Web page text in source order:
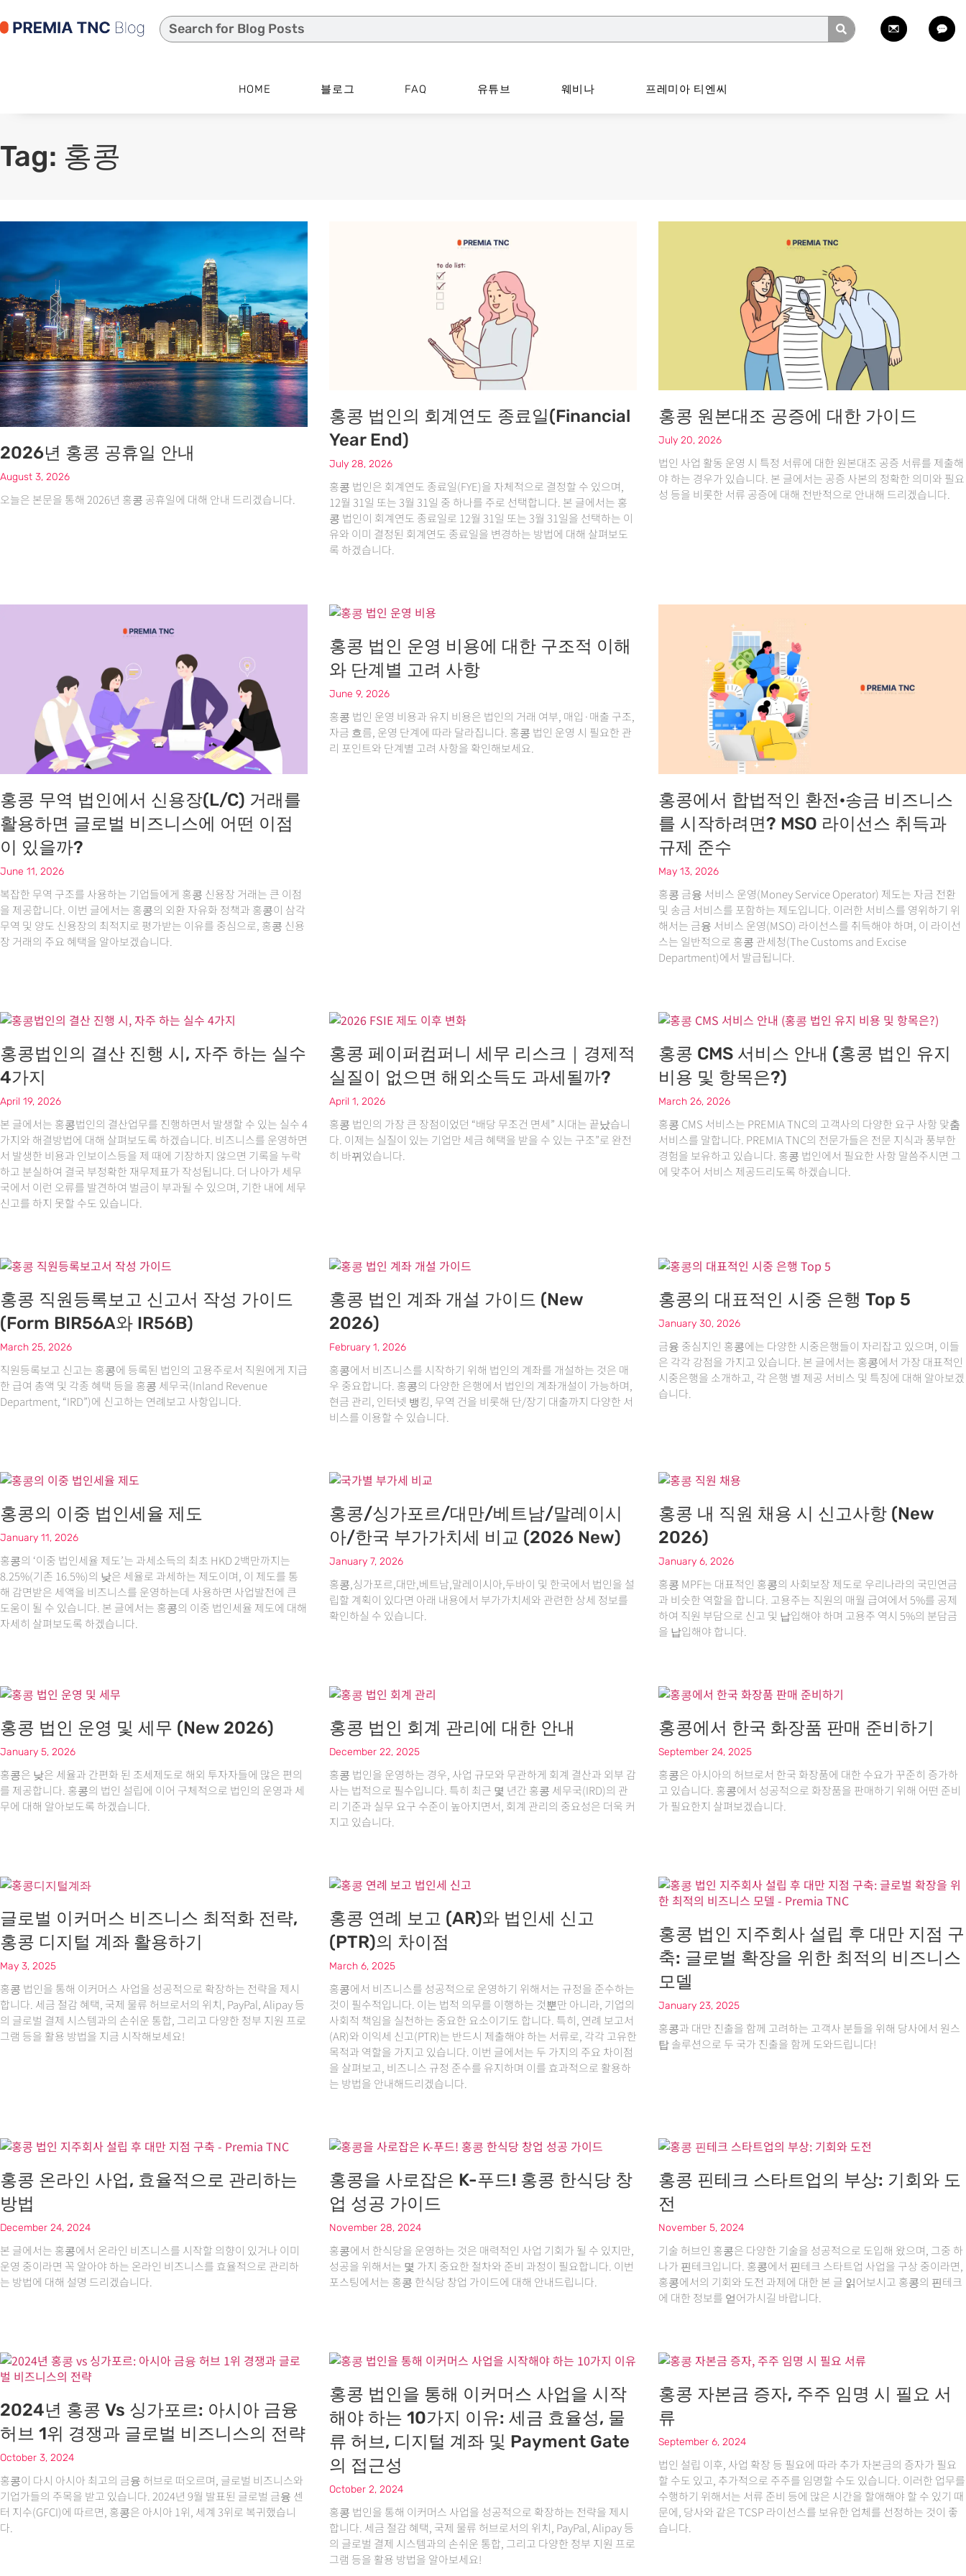
HOME 블로그 FAQ 유튜브 웨비나 프레미아 티엔씨
Tag: 홍콩
2026년 홍콩 공휴일 안내
August 3, 2026
오늘은 본문을 통해 2026년 홍콩 공휴일에 대해 안내 드리겠습니다.
홍콩 법인의 회계연도 종료일(Financial
Year End)
July 28, 2026
홍콩 법인은 회계연도 종료일(FYE)을 자체적으로 결정할 수 있으며,
12월 31일 또는 3월 31일 중 하나를 주로 선택합니다. 본 글에서는 홍
콩 법인이 회계연도 종료일로 12월 31일 또는 3월 31일을 선택하는 이
유와 이미 결정된 회계연도 종료일을 변경하는 방법에 대해 살펴보도
록 하겠습니다.
홍콩 원본대조 공증에 대한 가이드
July 20, 2026
법인 사업 활동 운영 시 특정 서류에 대한 원본대조 공증 서류를 제출해
야 하는 경우가 있습니다. 본 글에서는 공증 사본의 정확한 의미와 필요
성 등을 비롯한 서류 공증에 대해 전반적으로 안내해 드리겠습니다.
홍콩 무역 법인에서 신용장(L/C) 거래를
활용하면 글로벌 비즈니스에 어떤 이점
이 있을까?
June 11, 2026
복잡한 무역 구조를 사용하는 기업들에게 홍콩 신용장 거래는 큰 이점
을 제공합니다. 이번 글에서는 홍콩의 외환 자유화 정책과 홍콩이 삼각
무역 및 양도 신용장의 최적지로 평가받는 이유를 중심으로, 홍콩 신용
장 거래의 주요 혜택을 알아보겠습니다.
홍콩 법인 운영 비용에 대한 구조적 이해
와 단계별 고려 사항
June 9, 2026
홍콩 법인 운영 비용과 유지 비용은 법인의 거래 여부, 매입·매출 구조,
자금 흐름, 운영 단계에 따라 달라집니다. 홍콩 법인 운영 시 필요한 관
리 포인트와 단계별 고려 사항을 확인해보세요.
홍콩에서 합법적인 환전·송금 비즈니스
를 시작하려면? MSO 라이선스 취득과
규제 준수
May 13, 2026
홍콩 금융 서비스 운영(Money Service Operator) 제도는 자금 전환
및 송금 서비스를 포함하는 제도입니다. 이러한 서비스를 영위하기 위
해서는 금융 서비스 운영(MSO) 라이선스를 취득해야 하며, 이 라이선
스는 일반적으로 홍콩 관세청(The Customs and Excise
Department)에서 발급됩니다.
홍콩법인의 결산 진행 시, 자주 하는 실수
4가지
April 19, 2026
본 글에서는 홍콩법인의 결산업무를 진행하면서 발생할 수 있는 실수 4
가지와 해결방법에 대해 살펴보도록 하겠습니다. 비즈니스를 운영하면
서 발생한 비용과 인보이스등을 제 때에 기장하지 않으면 기록을 누락
하고 분실하여 결국 부정확한 재무제표가 작성됩니다. 더 나아가 세무
국에서 이런 오류를 발견하여 벌금이 부과될 수 있으며, 기한 내에 세무
신고를 하지 못할 수도 있습니다.
홍콩 페이퍼컴퍼니 세무 리스크｜경제적
실질이 없으면 해외소득도 과세될까?
April 1, 2026
홍콩 법인의 가장 큰 장점이었던 “배당 무조건 면세” 시대는 끝났습니
다. 이제는 실질이 있는 기업만 세금 혜택을 받을 수 있는 구조”로 완전
히 바뀌었습니다.
홍콩 CMS 서비스 안내 (홍콩 법인 유지
비용 및 항목은?)
March 26, 2026
홍콩 CMS 서비스는 PREMIA TNC의 고객사의 다양한 요구 사항 맞춤
서비스를 말합니다. PREMIA TNC의 전문가들은 전문 지식과 풍부한
경험을 보유하고 있습니다. 홍콩 법인에서 필요한 사항 말씀주시면 그
에 맞추어 서비스 제공드리도록 하겠습니다.
홍콩 직원등록보고 신고서 작성 가이드
(Form BIR56A와 IR56B)
March 25, 2026
직원등록보고 신고는 홍콩에 등록된 법인의 고용주로서 직원에게 지급
한 급여 총액 및 각종 혜택 등을 홍콩 세무국(Inland Revenue
Department, “IRD”)에 신고하는 연례보고 사항입니다.
홍콩 법인 계좌 개설 가이드 (New
2026)
February 1, 2026
홍콩에서 비즈니스를 시작하기 위해 법인의 계좌를 개설하는 것은 매
우 중요합니다. 홍콩의 다양한 은행에서 법인의 계좌개설이 가능하며,
현금 관리, 인터넷 뱅킹, 무역 건을 비롯해 단/장기 대출까지 다양한 서
비스를 이용할 수 있습니다.
홍콩의 대표적인 시중 은행 Top 5
January 30, 2026
금융 중심지인 홍콩에는 다양한 시중은행들이 자리잡고 있으며, 이들
은 각각 강점을 가지고 있습니다. 본 글에서는 홍콩에서 가장 대표적인
시중은행을 소개하고, 각 은행 별 제공 서비스 및 특징에 대해 알아보겠
습니다.
홍콩의 이중 법인세율 제도
January 11, 2026
홍콩의 ‘이중 법인세율 제도’는 과세소득의 최초 HKD 2백만까지는
8.25%(기존 16.5%)의 낮은 세율로 과세하는 제도이며, 이 제도를 통
해 감면받은 세액을 비즈니스를 운영하는데 사용하면 사업발전에 큰
도움이 될 수 있습니다. 본 글에서는 홍콩의 이중 법인세율 제도에 대해
자세히 살펴보도록 하겠습니다.
홍콩/싱가포르/대만/베트남/말레이시
아/한국 부가가치세 비교 (2026 New)
January 7, 2026
홍콩,싱가포르,대만,베트남,말레이시아,두바이 및 한국에서 법인을 설
립할 계획이 있다면 아래 내용에서 부가가치세와 관련한 상세 정보를
확인하실 수 있습니다.
홍콩 내 직원 채용 시 신고사항 (New
2026)
January 6, 2026
홍콩 MPF는 대표적인 홍콩의 사회보장 제도로 우리나라의 국민연금
과 비슷한 역할을 합니다. 고용주는 직원의 매월 급여에서 5%를 공제
하여 직원 부담으로 신고 및 납입해야 하며 고용주 역시 5%의 분담금
을 납입해야 합니다.
홍콩 법인 운영 및 세무 (New 2026)
January 5, 2026
홍콩은 낮은 세율과 간편화 된 조세제도로 해외 투자자들에 많은 편의
를 제공합니다. 홍콩의 법인 설립에 이어 구체적으로 법인의 운영과 세
무에 대해 알아보도록 하겠습니다.
홍콩 법인 회계 관리에 대한 안내
December 22, 2025
홍콩 법인을 운영하는 경우, 사업 규모와 무관하게 회계 결산과 외부 감
사는 법적으로 필수입니다. 특히 최근 몇 년간 홍콩 세무국(IRD)의 관
리 기준과 실무 요구 수준이 높아지면서, 회계 관리의 중요성은 더욱 커
지고 있습니다.
홍콩에서 한국 화장품 판매 준비하기
September 24, 2025
홍콩은 아시아의 허브로서 한국 화장품에 대한 수요가 꾸준히 증가하
고 있습니다. 홍콩에서 성공적으로 화장품을 판매하기 위해 어떤 준비
가 필요한지 살펴보겠습니다.
글로벌 이커머스 비즈니스 최적화 전략,
홍콩 디지털 계좌 활용하기
May 3, 2025
홍콩 법인을 통해 이커머스 사업을 성공적으로 확장하는 전략을 제시
합니다. 세금 절감 혜택, 국제 물류 허브로서의 위치, PayPal, Alipay 등
의 글로벌 결제 시스템과의 손쉬운 통합, 그리고 다양한 정부 지원 프로
그램 등을 활용 방법을 지금 시작해보세요!
홍콩 연례 보고 (AR)와 법인세 신고
(PTR)의 차이점
March 6, 2025
홍콩에서 비즈니스를 성공적으로 운영하기 위해서는 규정을 준수하는
것이 필수적입니다. 이는 법적 의무를 이행하는 것뿐만 아니라, 기업의
사회적 책임을 실천하는 중요한 요소이기도 합니다. 특히, 연례 보고서
(AR)와 이익세 신고(PTR)는 반드시 제출해야 하는 서류로, 각각 고유한
목적과 역할을 가지고 있습니다. 이번 글에서는 두 가지의 주요 차이점
을 살펴보고, 비즈니스 규정 준수를 유지하며 이를 효과적으로 활용하
는 방법을 안내해드리겠습니다.
홍콩 법인 지주회사 설립 후 대만 지점 구
축: 글로벌 확장을 위한 최적의 비즈니스
모델
January 23, 2025
홍콩과 대만 진출을 함께 고려하는 고객사 분들을 위해 당사에서 원스
탑 솔루션으로 두 국가 진출을 함께 도와드립니다!
홍콩 온라인 사업, 효율적으로 관리하는
방법
December 24, 2024
본 글에서는 홍콩에서 온라인 비즈니스를 시작할 의향이 있거나 이미
운영 중이라면 꼭 알아야 하는 온라인 비즈니스를 효율적으로 관리하
는 방법에 대해 설명 드리겠습니다.
홍콩을 사로잡은 K-푸드! 홍콩 한식당 창
업 성공 가이드
November 28, 2024
홍콩에서 한식당을 운영하는 것은 매력적인 사업 기회가 될 수 있지만,
성공을 위해서는 몇 가지 중요한 절차와 준비 과정이 필요합니다. 이번
포스팅에서는 홍콩 한식당 창업 가이드에 대해 안내드립니다.
홍콩 핀테크 스타트업의 부상: 기회와 도
전
November 5, 2024
기술 허브인 홍콩은 다양한 기술을 성공적으로 도입해 왔으며, 그중 하
나가 핀테크입니다. 홍콩에서 핀테크 스타트업 사업을 구상 중이라면,
홍콩에서의 기회와 도전 과제에 대한 본 글 읽어보시고 홍콩의 핀테크
에 대한 정보를 얻어가시길 바랍니다.
2024년 홍콩 Vs 싱가포르: 아시아 금융
허브 1위 경쟁과 글로벌 비즈니스의 전략
October 3, 2024
홍콩이 다시 아시아 최고의 금융 허브로 떠오르며, 글로벌 비즈니스와
기업가들의 주목을 받고 있습니다. 2024년 9월 발표된 글로벌 금융 센
터 지수(GFCI)에 따르면, 홍콩은 아시아 1위, 세계 3위로 복귀했습니
다.
홍콩 법인을 통해 이커머스 사업을 시작
해야 하는 10가지 이유: 세금 효율성, 물
류 허브, 디지털 계좌 및 Payment Gate
의 접근성
October 2, 2024
홍콩 법인을 통해 이커머스 사업을 성공적으로 확장하는 전략을 제시
합니다. 세금 절감 혜택, 국제 물류 허브로서의 위치, PayPal, Alipay 등
의 글로벌 결제 시스템과의 손쉬운 통합, 그리고 다양한 정부 지원 프로
그램 등을 활용 방법을 알아보세요!
홍콩 자본금 증자, 주주 임명 시 필요 서
류
September 6, 2024
법인 설립 이후, 사업 확장 등 필요에 따라 추가 자본금의 증자가 필요
할 수도 있고, 추가적으로 주주를 임명할 수도 있습니다. 이러한 업무를
수행하기 위해서는 서류 준비 등에 많은 시간을 할애해야 할 수 있기 때
문에, 당사와 같은 TCSP 라이선스를 보유한 업체를 선정하는 것이 좋
습니다.